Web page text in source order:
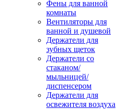
Фены для ванной
комнаты
Вентиляторы для
ванной и душевой
Держатели для
зубных щеток
Держатели со
стаканом/
мыльницей/
диспенсером
Держатели для
освежителя воздуха